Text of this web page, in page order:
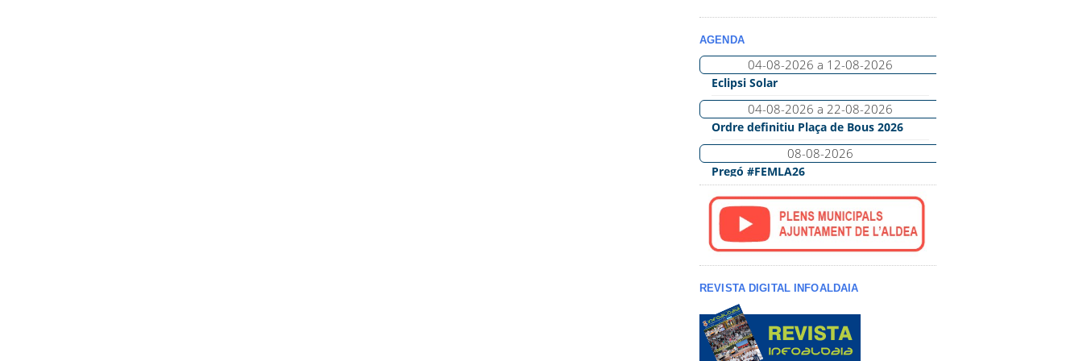
AGENDA
REVISTA DIGITAL INFOALDAIA